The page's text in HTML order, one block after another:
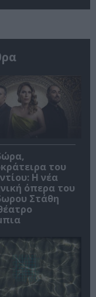
του
Η νέα
όπερα του
Στάθη